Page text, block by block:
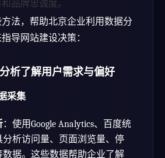
品牌忠诚度。
法，帮助北京企业利用数据分
导网站建设决策：
析了解用户需求与偏好
采集
：使用Google Analytics、百度统
分析访问量、页面浏览量、停
数据。这些数据帮助企业了解